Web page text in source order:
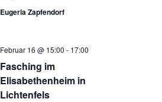
Eugeria Zapfendorf
Fasching im
Elisabethenheim in
Lichtenfels
Februar 16 @ 15:00 - 17:00